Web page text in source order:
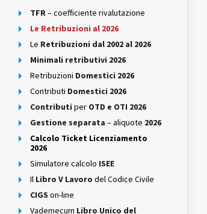
TFR– coefficiente rivalutazione
Le Retribuzioni al 2026
Le Retribuzioni dal 2002 al 2026
Minimali retributivi 2026
Retribuzioni Domestici 2026
Contributi Domestici 2026
Contributi per OTD e OTI 2026
Gestione separata – aliquote 2026
Calcolo Ticket Licenziamento
2026
Simulatore calcolo ISEE
Il Libro V Lavoro del Codice Civile
CIGS on-line
Vademecum Libro Unico del